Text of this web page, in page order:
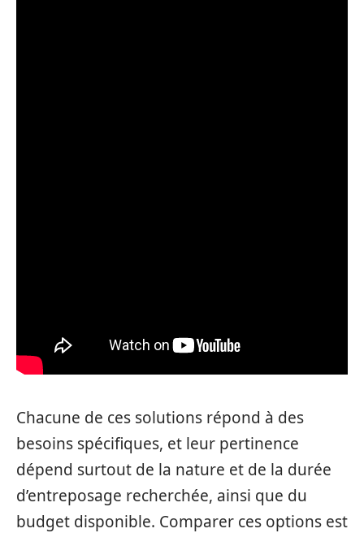
Chacune de ces solutions répond à des
besoins spécifiques, et leur pertinence
dépend surtout de la nature et de la durée
d’entreposage recherchée, ainsi que du
budget disponible. Comparer ces options est